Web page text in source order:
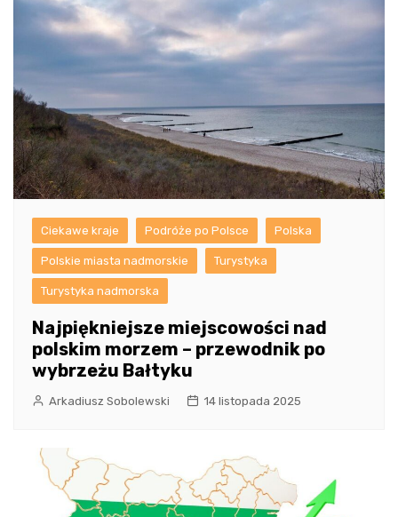
Ciekawe kraje Podróże po Polsce Polska
Polskie miasta nadmorskie Turystyka
Turystyka nadmorska
Najpiękniejsze miejscowości nad
polskim morzem – przewodnik po
wybrzeżu Bałtyku
Arkadiusz Sobolewski 14 listopada 2025